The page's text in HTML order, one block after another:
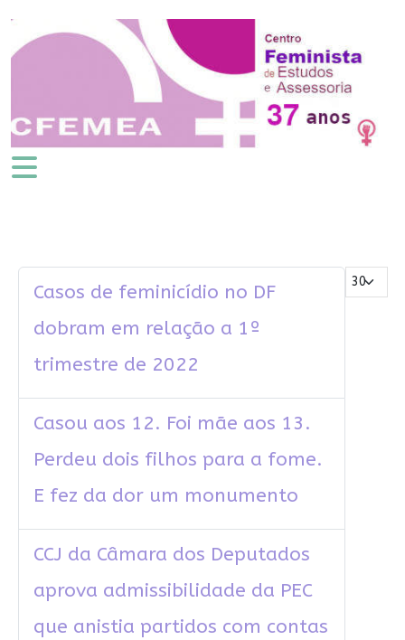
Mostrar #
Casos de feminicídio no DF
dobram em relação a 1º
trimestre de 2022
Casou aos 12. Foi mãe aos 13.
Perdeu dois filhos para a fome.
E fez da dor um monumento
CCJ da Câmara dos Deputados
aprova admissibilidade da PEC
que anistia partidos com contas